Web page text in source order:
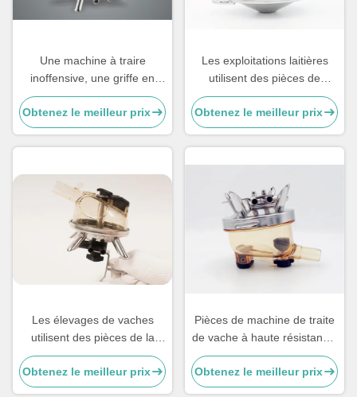
Une machine à traire
inoffensive, une griffe en
acier inoxydable 304, une
griffe de traite de chèvre.
Obtenez le meilleur prix
Les exploitations laitières
utilisent des pièces de
rechange pour la machine à
lait à griffes 1 kg 350cc
Matériau Ppsu
Obtenez le meilleur prix
Les élevages de vaches
utilisent des pièces de la
machine à lait, des griffes,
du matériel PPSU de 300 cc
sans soupape.
Obtenez le meilleur prix
Pièces de machine de traite
de vache à haute résistance,
pièces de rechange laitières
agricoles 400CC
Obtenez le meilleur prix